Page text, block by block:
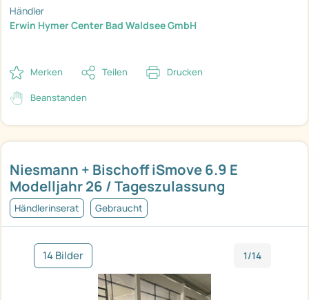
Niesmann + Bischoff iSmove 6.9 E
Modelljahr 26 / Tageszulassung
Händlerinserat Gebraucht
14 Bilder 1/14
Händler
Erwin Hymer Center Bad Waldsee GmbH
Merken Teilen Drucken
Beanstanden